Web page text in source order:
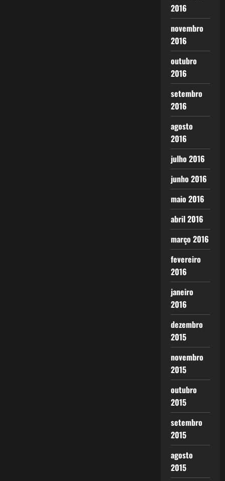
2016
novembro
2016
outubro
2016
setembro
2016
agosto
2016
julho 2016
junho 2016
maio 2016
abril 2016
março 2016
fevereiro
2016
janeiro
2016
dezembro
2015
novembro
2015
outubro
2015
setembro
2015
agosto
2015